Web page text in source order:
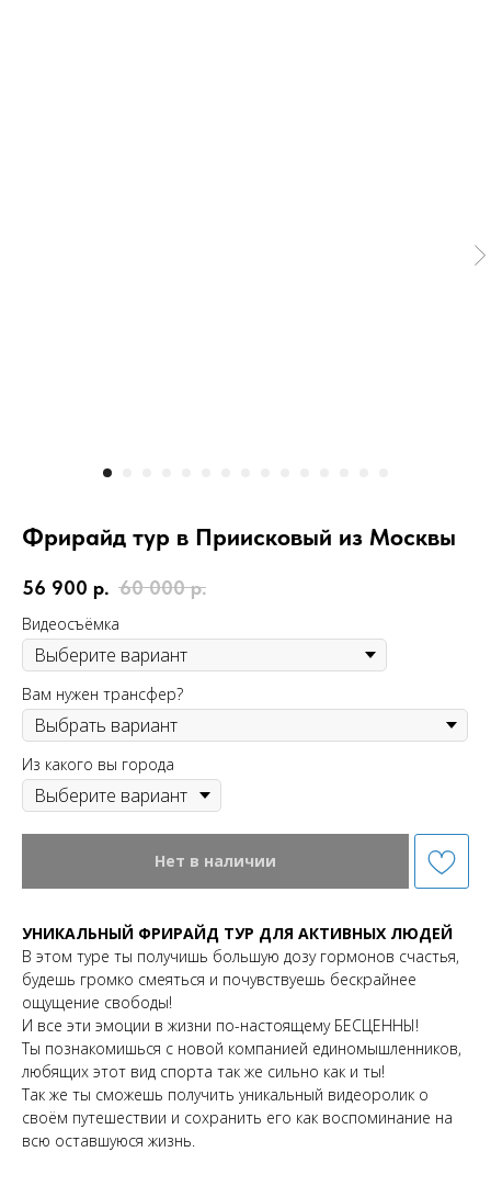
Фрирайд тур в Приисковый из Москвы
56 900 р. 60 000 р.
Видеосъёмка
Вам нужен трансфер?
Из какого вы города
Нет в наличии
УНИКАЛЬНЫЙ ФРИРАЙД ТУР ДЛЯ АКТИВНЫХ ЛЮДЕЙ
В этом туре ты получишь большую дозу гормонов счастья,
будешь громко смеяться и почувствуешь бескрайнее
ощущение свободы!
И все эти эмоции в жизни по-настоящему БЕСЦЕННЫ!
Ты познакомишься с новой компанией единомышленников,
любящих этот вид спорта так же сильно как и ты!
Так же ты сможешь получить уникальный видеоролик о
своём путешествии и сохранить его как воспоминание на
всю оставшуюся жизнь.